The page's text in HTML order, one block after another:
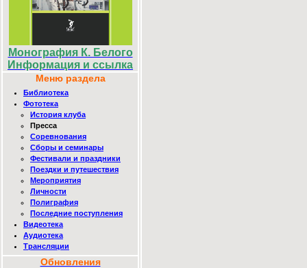
Монография К. Белого
Информация и ссылка
Меню раздела
Библиотека
Фототека
История клуба
Пресса
Соревнования
Сборы и семинары
Фестивали и праздники
Поездки и путешествия
Мероприятия
Личности
Полиграфия
Последние поступления
Видеотека
Аудиотека
Трансляции
Обновления